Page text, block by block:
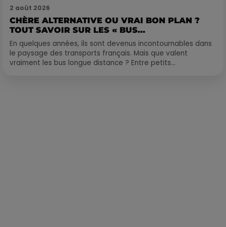
2 août 2026
CHÈRE ALTERNATIVE OU VRAI BON PLAN ?
TOUT SAVOIR SUR LES « BUS...
En quelques années, ils sont devenus incontournables dans
le paysage des transports français. Mais que valent
vraiment les bus longue distance ? Entre petits...